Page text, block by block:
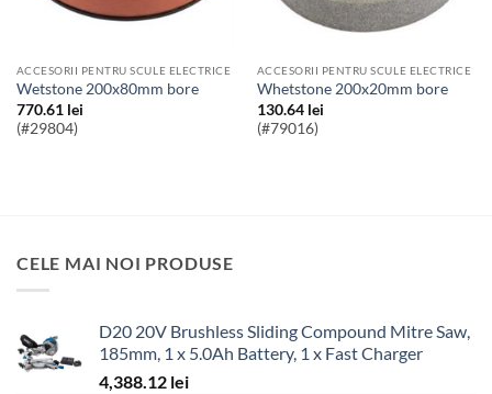
ACCESORII PENTRU SCULE ELECTRICE
wetstone 200x80mm bore
770.61 lei
(#29804)
ACCESORII PENTRU SCULE ELECTRICE
whetstone 200x20mm bore
130.64 lei
(#79016)
CELE MAI NOI PRODUSE
D20 20V Brushless Sliding Compound Mitre Saw,
185mm, 1 x 5.0Ah Battery, 1 x Fast Charger
4,388.12 lei